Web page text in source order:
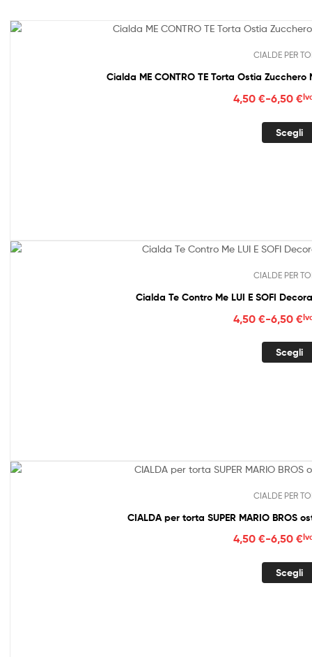
CIALDE PER
Cialda ME CONTRO TE Torta Ostia
4,50 €-6,50 €
Scegli
CIALDE PER
Cialda Te Contro Me LUI E SOFI
4,50 €-6,50 €
Scegli
CIALDE PER
CIALDA per torta SUPER MARIO BROS
4,50 €-6,50 €
Scegli